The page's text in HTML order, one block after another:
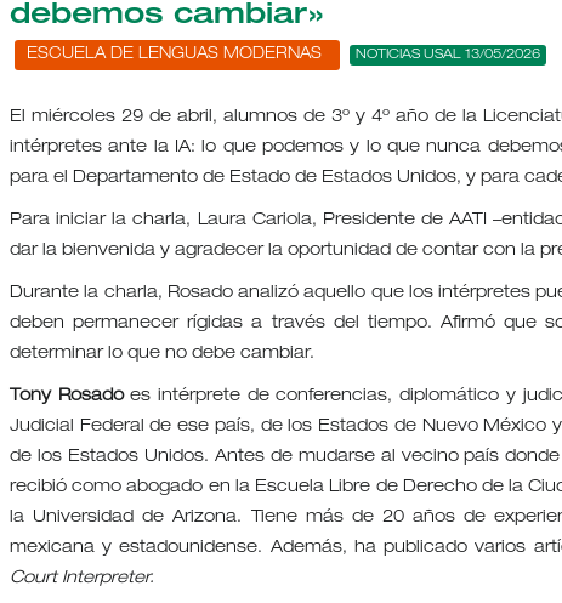
debemos cambiar»
ESCUELA DE LENGUAS MODERNAS NOTICIAS USAL 13/05/2026
El miércoles 29 de abril, alumnos de 3º y 4º año de la
intérpretes ante la IA: lo que podemos y lo que nunca
para el Departamento de Estado de Estados Unidos, y para
Para iniciar la charla, Laura Cariola, Presidente de AATI
dar la bienvenida y agradecer la oportunidad de contar con la
Durante la charla, Rosado analizó aquello que los intérpretes
deben permanecer rígidas a través del tiempo. Afirmó que
determinar lo que no debe cambiar.
Tony Rosadoes intérprete de conferencias, diplomático y
Judicial Federal de ese país, de los Estados de Nuevo
de los Estados Unidos. Antes de mudarse al vecino país
recibió como abogado en la Escuela Libre de Derecho de la
la Universidad de Arizona. Tiene más de 20 años de
mexicana y estadounidense. Además, ha publicado varios
Court Interpreter.